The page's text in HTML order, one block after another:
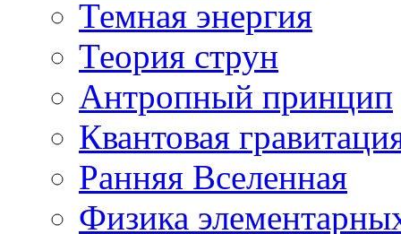
Темная энергия
Теория струн
Антропный принцип
Квантовая
Ранняя Вселенная
Физика